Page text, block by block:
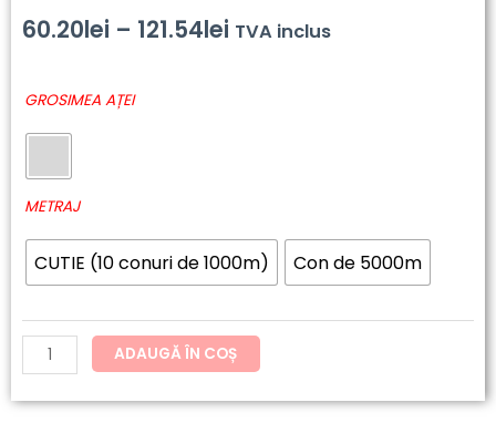
60.20lei – 121.54lei Interval
la
121.54lei
TVA inclus
GROSIMEA AȚEI
METRAJ
CUTIE (10 conuri de 1000m) Con de 5000m
Cantitate
MADEIRA
Classic
ADAUGĂ ÎN COȘ